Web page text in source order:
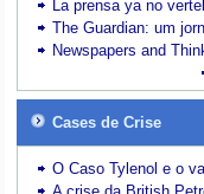
La prensa ya no
The Guardian: um
Newspapers and
Cases de Crise
O Caso Tylenol e o